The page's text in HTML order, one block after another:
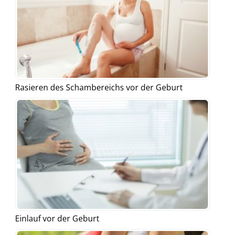
Rasieren des Schambereichs vor der Geburt
Einlauf vor der Geburt